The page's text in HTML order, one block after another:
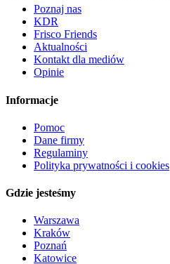
Poznaj nas
KDR
Frisco Friends
Aktualności
Kontakt dla mediów
Opinie
Informacje
Pomoc
Dane firmy
Regulaminy
Polityka prywatności i cookies
Gdzie jesteśmy
Warszawa
Kraków
Poznań
Katowice